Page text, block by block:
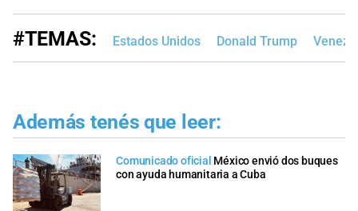
#TEMAS: Estados Unidos Donald Trump
Además tenés que leer:
Comunicado oficial México envió dos buques
con ayuda humanitaria a Cuba